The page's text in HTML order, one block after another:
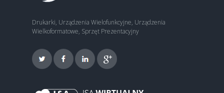
Drukarki, Urządzenia Wielofunkcyjne, Urządzenia
Wielkoformatowe, Sprzęt Prezentacyjny